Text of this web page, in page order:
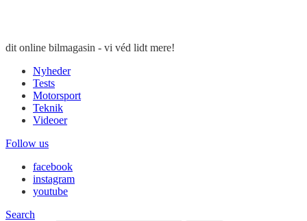
dit online bilmagasin - vi véd lidt mere!
Nyheder
Tests
Motorsport
Teknik
Videoer
Follow us
facebook
instagram
youtube
Search